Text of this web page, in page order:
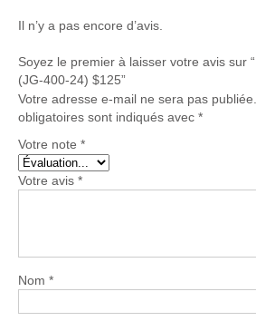
Il n’y a pas encore d’avis.
Soyez le premier à laisser votre avis sur
(JG-400-24) $125”
Votre adresse e-mail ne sera pas publiée.
obligatoires sont indiqués avec *
Votre note *
Votre avis *
Nom *